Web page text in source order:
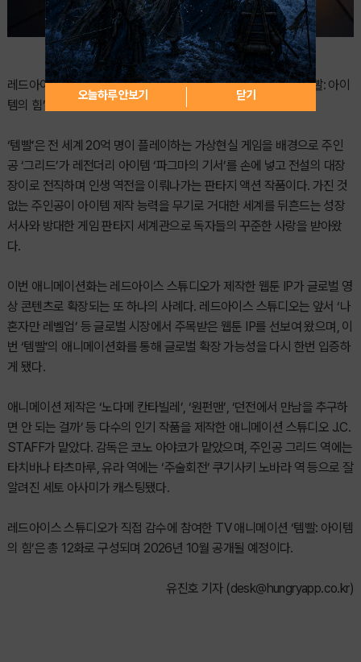
레드아이스 스튜디오의 대표 웹툰 IP ‘템빨’이 TV 애니메이션 ‘템빨: 아이
템의 힘’으로 제작돼 2026년 10월 공개된다.
‘템빨’은 전 세계 20억 명이 플레이하는 가상현실 게임을 배경으로 주인
공 ‘그리드’가 레전더리 아이템 ‘파그마의 기서’를 손에 넣고 전설의 대장
장이로 전직하며 인생 역전을 이뤄나가는 판타지 액션 작품이다. 가진 것
없는 주인공이 아이템 제작 능력을 무기로 거대한 세계를 뒤흔드는 성장
서사와 방대한 게임 판타지 세계관으로 독자들의 꾸준한 사랑을 받아왔
다.
이번 애니메이션화는 레드아이스 스튜디오가 제작한 웹툰 IP가 글로벌 영
상 콘텐츠로 확장되는 또 하나의 사례다. 레드아이스 스튜디오는 앞서 ‘나
혼자만 레벨업’ 등 글로벌 시장에서 주목받은 웹툰 IP를 선보여 왔으며, 이
번 ‘템빨’의 애니메이션화를 통해 글로벌 확장 가능성을 다시 한번 입증하
게 됐다.
애니메이션 제작은 ‘노다메 칸타빌레’, ‘원펀맨’, ‘던전에서 만남을 추구하
면 안 되는 걸까’ 등 다수의 인기 작품을 제작한 애니메이션 스튜디오 J.C.
STAFF가 맡았다. 감독은 코노 아야코가 맡았으며, 주인공 그리드 역에는
타치바나 타츠마루, 유라 역에는 ‘주술회전’ 쿠기사키 노바라 역 등으로 잘
알려진 세토 아사미가 캐스팅됐다.
레드아이스 스튜디오가 직접 감수에 참여한 TV 애니메이션 ‘템빨: 아이템
의 힘’은 총 12화로 구성되며 2026년 10월 공개될 예정이다.
유진호 기자 (desk@hungryapp.co.kr)
오늘하루 안보기 닫기